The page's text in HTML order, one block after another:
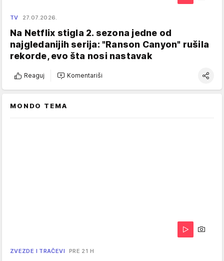
TV 27.07.2026.
Na Netflix stigla 2. sezona jedne od
najgledanijih serija: "Ranson Canyon" rušila
rekorde, evo šta nosi nastavak
Reaguj Komentariši
MONDO TEMA
ZVEZDE I TRAČEVI PRE 21 H